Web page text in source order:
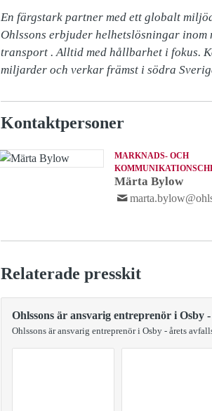
En färgstark partner med ett globalt
Ohlssons erbjuder helhetslösningar
transport . Alltid med hållbarhet i fokus.
miljarder och verkar främst i södra
Kontaktpersoner
MARKNADS- OCH
Märta Bylow
Relaterade presskit
Ohlssons är ansvarig entreprenör i Osby
Ohlssons är ansvarig entreprenör i Osby - årets